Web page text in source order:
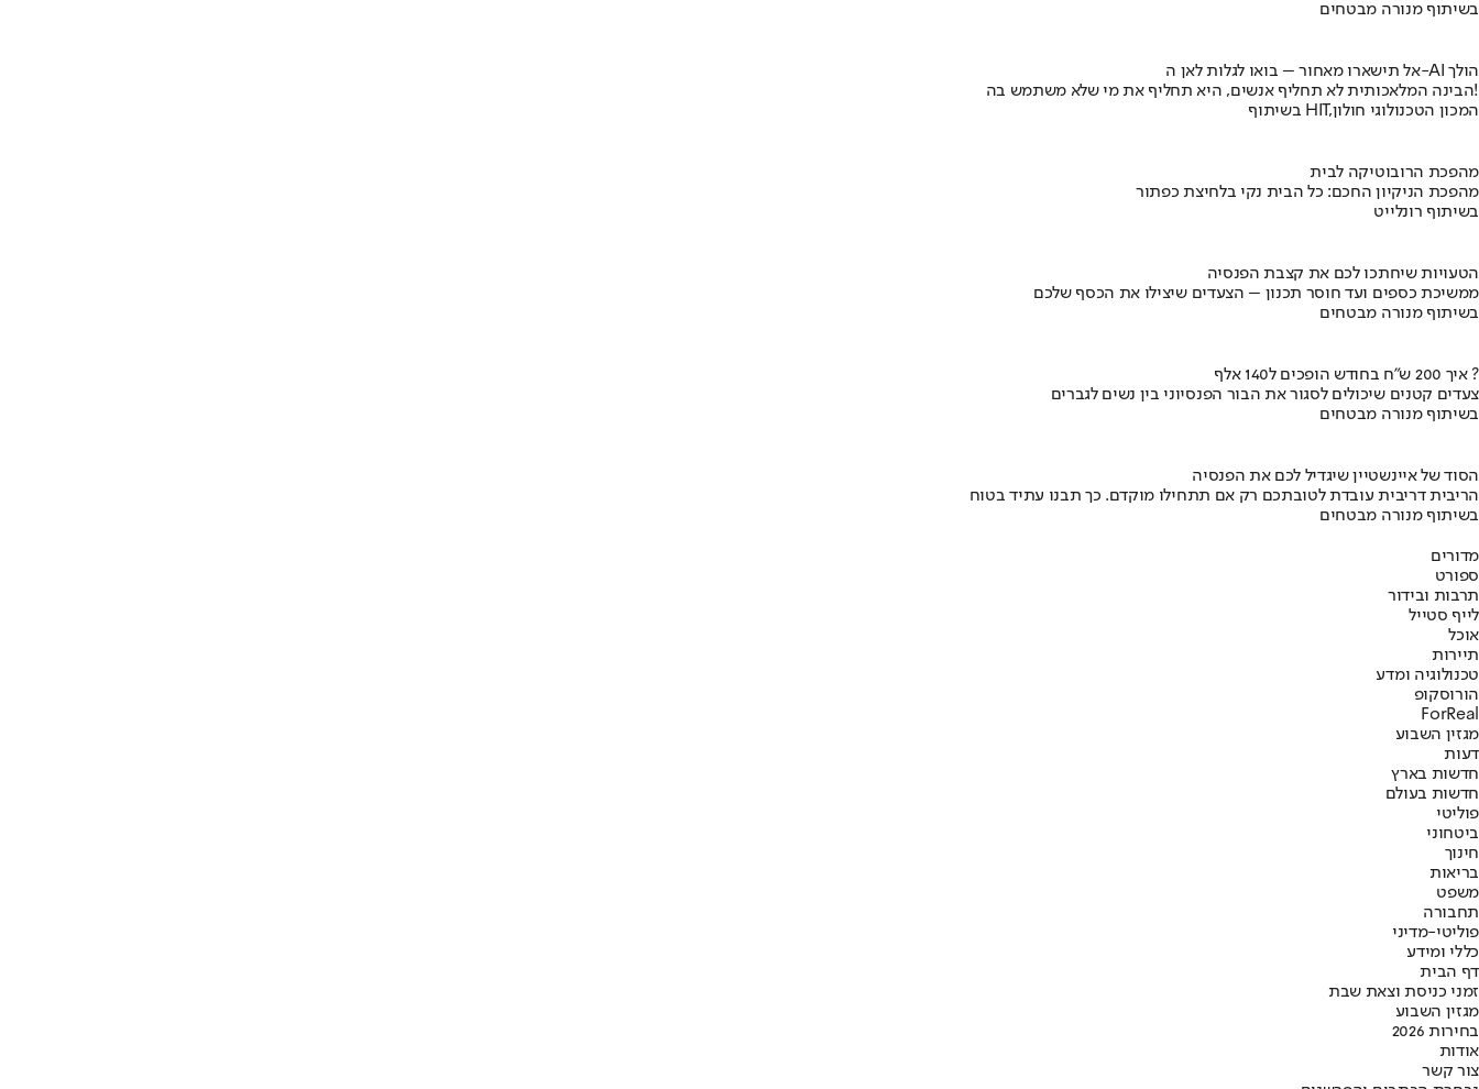
בשיתוף מנורה מבטחים
אל תישארו מאחור – בואו לגלות לאן ה-AI הולך
הבינה המלאכותית לא תחליף אנשים, היא תחליף את מי שלא משתמש בה!
בשיתוף HIT,המכון הטכנולוגי חולון
מהפכת הרובוטיקה לבית
מהפכת הניקיון החכם: כל הבית נקי בלחיצת כפתור
בשיתוף רונלייט
הטעויות שיחתכו לכם את קצבת הפנסיה
ממשיכת כספים ועד חוסר תכנון – הצעדים שיצילו את הכסף שלכם
בשיתוף מנורה מבטחים
איך 200 ש"ח בחודש הופכים ל140 אלף ?
צעדים קטנים שיכולים לסגור את הבור הפנסיוני בין נשים לגברים
בשיתוף מנורה מבטחים
הסוד של איינשטיין שיגדיל לכם את הפנסיה
הריבית דריבית עובדת לטובתכם רק אם תתחילו מוקדם. כך תבנו עתיד בטוח
בשיתוף מנורה מבטחים
מדורים
ספורט
תרבות ובידור
לייף סטייל
אוכל
תיירות
טכנולוגיה ומדע
הורוסקופ
ForReal
מגזין השבוע
דעות
חדשות בארץ
חדשות בעולם
פוליטי
ביטחוני
חינוך
בריאות
משפט
תחבורה
פוליטי-מדיני
כללי ומידע
דף הבית
זמני כניסת וצאת שבת
מגזין השבוע
בחירות 2026
אודות
צור קשר